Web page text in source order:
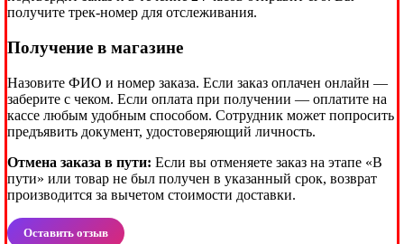
получите трек-номер для отслеживания.
Получение в магазине
Назовите ФИО и номер заказа. Если заказ оплачен онлайн —
заберите с чеком. Если оплата при получении — оплатите на
кассе любым удобным способом. Сотрудник может попросить
предъявить документ, удостоверяющий личность.
Отмена заказа в пути: Если вы отменяете заказ на этапе «В
пути» или товар не был получен в указанный срок, возврат
производится за вычетом стоимости доставки.
Оставить отзыв